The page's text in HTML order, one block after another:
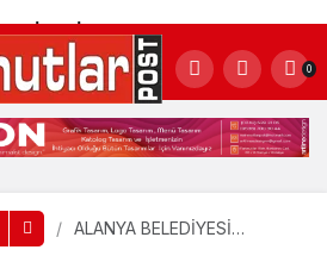
0
ALANYA BELEDİYESİ
MANAVGAT HAYVAN
DOSTLARA YARDIM ELİ UZATTI